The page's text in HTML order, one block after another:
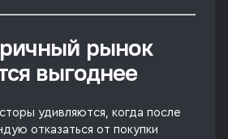
рынок
выгоднее
удивляются, когда после
отказаться от покупки